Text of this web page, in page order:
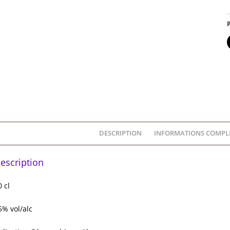
DESCRIPTION INFORMATIONS
cl
vol/alc